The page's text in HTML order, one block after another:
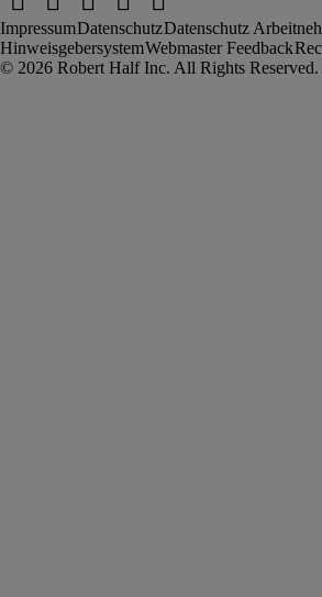
ImpressumDatenschutzDatenschutz
HinweisgebersystemWebmaster Feedback